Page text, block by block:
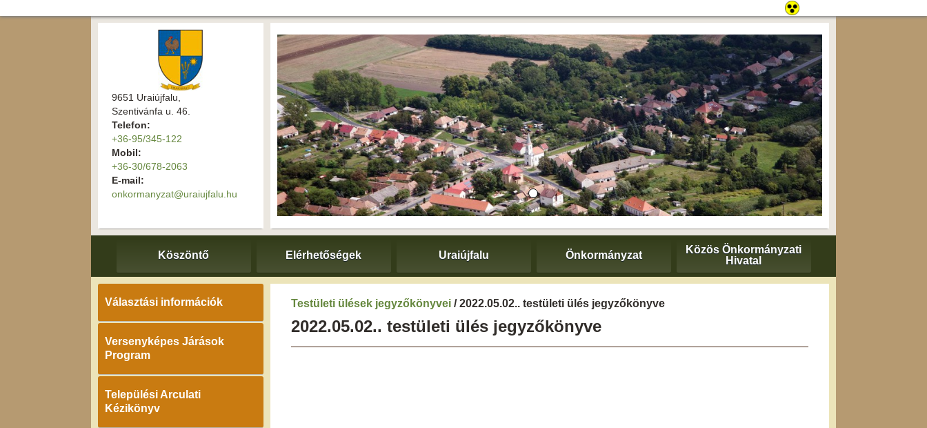
9651 Uraiújfalu,
Szentivánfa u. 46.
Telefon:
+36-95/345-122
Mobil:
+36-30/678-2063
E-mail:
onkormanyzat@uraiujfalu.hu
Köszöntő Elérhetőségek Uraiújfalu Önkormányzat
Közös Önkormányzati
Hivatal
Választási információk
Versenyképes Járások
Program
Települési Arculati
Kézikönyv
Testületi ülések jegyzőkönyvei / 2022.05.02.. testületi ülés jegyzőkönyve
2022.05.02.. testületi ülés jegyzőkönyve